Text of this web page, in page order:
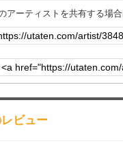
アーティストを共有する場
ビュー